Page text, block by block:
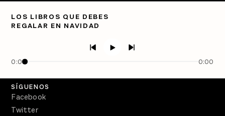
LOS LIBROS QUE DEBES
REGALAR EN NAVIDAD
0:00 0:00
PÓDCASTS
Crecer en Distopía
SÍGUENOS
Facebook
Twitter